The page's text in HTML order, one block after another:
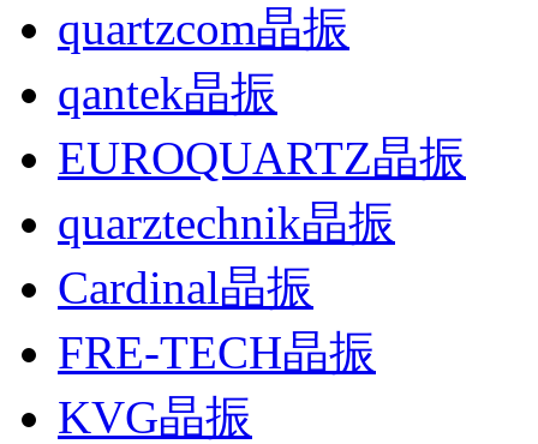
quartzcom晶振
qantek晶振
EUROQUARTZ晶振
quarztechnik晶振
Cardinal晶振
FRE-TECH晶振
KVG晶振